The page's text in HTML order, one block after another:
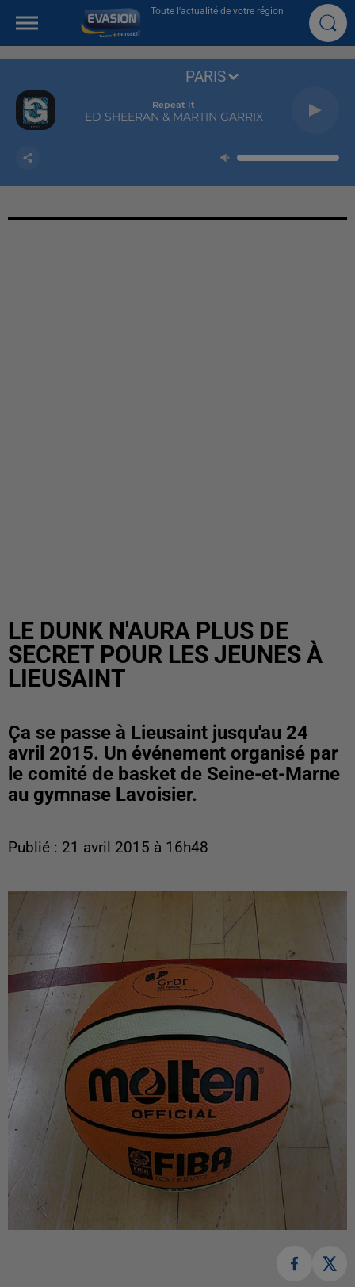
Toute l'actualité de votre région
Repeat It
ED SHEERAN & MARTIN GARRIX
PARIS
LE DUNK N'AURA PLUS DE
SECRET POUR LES JEUNES À
LIEUSAINT
Ça se passe à Lieusaint jusqu'au 24
avril 2015. Un événement organisé par
le comité de basket de Seine-et-Marne
au gymnase Lavoisier.
Publié : 21 avril 2015 à 16h48